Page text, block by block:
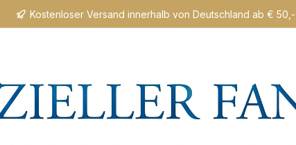
Kostenloser Versand innerhalb von Deutschland ab € 50,-